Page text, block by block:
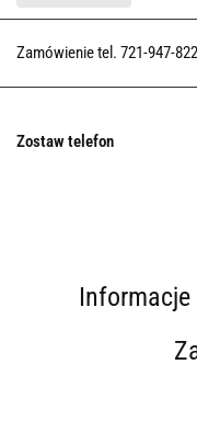
Zamówienie tel. 721-947-
Zostaw telefon